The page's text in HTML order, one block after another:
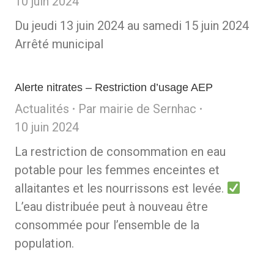
Du jeudi 13 juin 2024 au samedi 15 juin 2024
Arrêté municipal
Alerte nitrates – Restriction d’usage AEP
Actualités Par mairie de Sernhac
10 juin 2024
La restriction de consommation en eau
potable pour les femmes enceintes et
allaitantes et les nourrissons est levée.
L’eau distribuée peut à nouveau être
consommée pour l’ensemble de la
population.